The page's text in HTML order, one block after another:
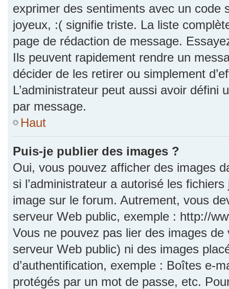
exprimer des sentiments avec un code
joyeux, :( signifie triste. La liste
page de rédaction de message.
Ils peuvent rapidement rendre un
décider de les retirer ou simplement
L’administrateur peut aussi avoir défini
par message.
Haut
Puis-je publier des images ?
Oui, vous pouvez afficher des images
si l’administrateur a autorisé les
image sur le forum. Autrement, vous
serveur Web public, exemple : http://
Vous ne pouvez pas lier des images
serveur Web public) ni des images
d’authentification, exemple : Boîtes e-
protégés par un mot de passe, etc.